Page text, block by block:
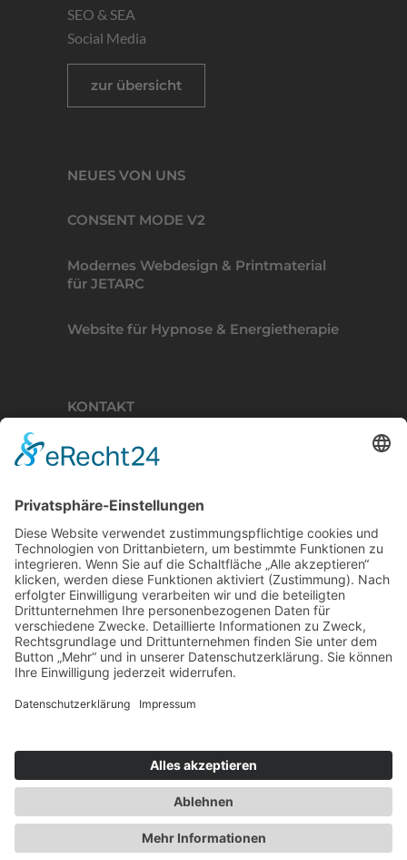
SEO & SEA
Social Media
zur übersicht
NEUES VON UNS
CONSENT MODE V2
Modernes Webdesign & Printmaterial
für JETARC
Website für Hypnose & Energietherapie
KONTAKT
Lisztweg 4, 88250 Weingarten
T. 0751 56111041
E. ich(at)binderkreative.de
Finde uns auf
Werbeagentur in Weingarten / Ravensburg
///Datenschutz//Impressum/Kontakt